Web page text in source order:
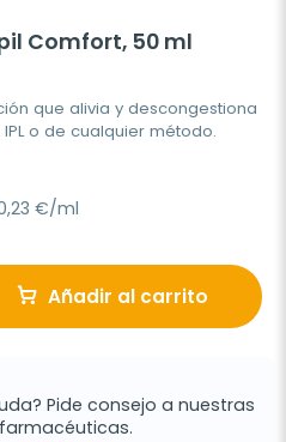
Comfort, 50 ml
que alivia y descongestiona
o de cualquier método.
€/ml
Añadir al carrito
Pide consejo a nuestras
farmacéuticas.